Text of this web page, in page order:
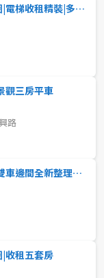
北屯買房推薦|近一中商圈|電梯收租精裝|多種房型B
觀三房平車
路
北屯買房推薦|中興首府|雙車邊間全新整理五房美墅
收租五套房